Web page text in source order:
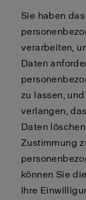
Sie haben
verarbeiten,
Daten
zu lassen,
verlangen,
Daten
Zustimmung
können Sie
Ihre